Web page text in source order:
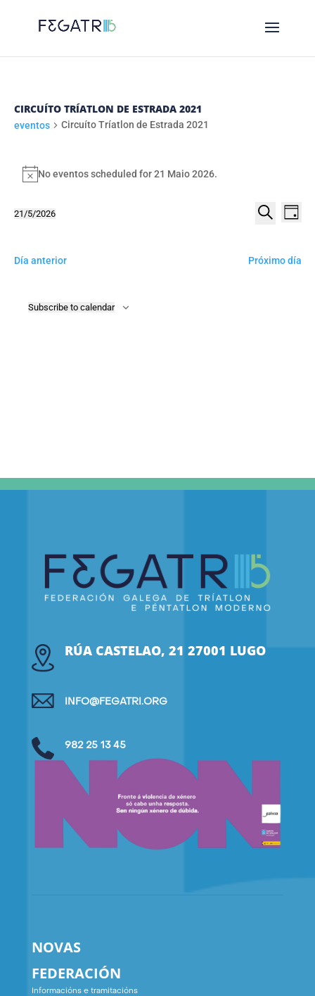
CIRCUÍTO TRÍATLON DE ESTRADA 2021
eventos Circuíto Tríatlon de Estrada 2021
EVENTOS
FOR
MAIO
Notice
No eventos scheduled for 21 Maio 2026.
DE
DE
Day
21/5/2026
Día anterior
Próximo día
Subscribe to calendar
RÚA CASTELAO, 21 27001 LUGO
INFO@FEGATRI.ORG
982 25 13 45
NOVAS
FEDERACIÓN
Informacións e tramitacións